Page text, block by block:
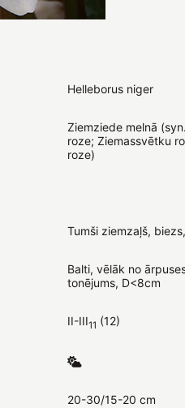
Helleborus niger
Ziemziede melnā
roze; Ziemassvētku
roze)
Tumši ziemzaļš,
Balti, vēlāk no
tonējums, D<8cm
II-III11 (12)
20-30/15-20 cm